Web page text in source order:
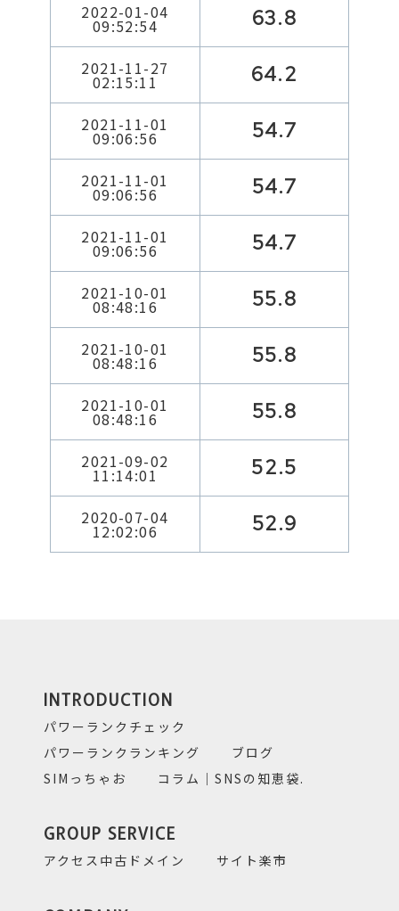
2022-01-04
09:52:54 63.8
2021-11-27
02:15:11 64.2
2021-11-01
09:06:56 54.7
2021-11-01
09:06:56 54.7
2021-11-01
09:06:56 54.7
2021-10-01
08:48:16 55.8
2021-10-01
08:48:16 55.8
2021-10-01
08:48:16 55.8
2021-09-02
11:14:01 52.5
2020-07-04
12:02:06 52.9
INTRODUCTION
パワーランクチェック
パワーランクランキング
ブログ
SIMっちゃお
コラム｜SNSの知恵袋.
GROUP SERVICE
アクセス中古ドメイン サイト楽市